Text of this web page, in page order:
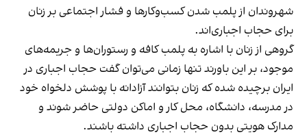
شهروندان از پلمب شدن کسب‌وکارها و فشار اجتماعی بر زنان
برای حجاب اجباری‌اند.
گروهی از زنان با اشاره به پلمب کافه و رستوران‌ها و جریمه‌های
موجود، بر این باورند تنها زمانی می‌توان گفت حجاب اجباری در
ایران برچیده شده که زنان بتوانند آزادانه با پوشش دلخواه خود
در مدرسه، دانشگاه، محل کار و اماکن دولتی حاضر شوند و
مدارک هویتی بدون حجاب اجباری داشته باشند.